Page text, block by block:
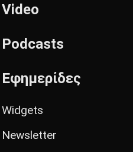
Video
Podcasts
Εφημερίδες
Widgets
Newsletter